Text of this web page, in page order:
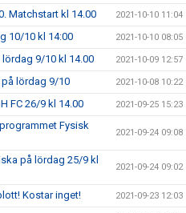
Matchstart kl 14.00 2021-10-10 11:04
10/10 kl 14:00 2021-10-10 08:05
lördag 9/10 kl 14.00 2021-10-09 12:57
lördag 9/10 2021-10-08 10:22
FC 26/9 kl 14.00 2021-09-25 15:23
Fysisk
2021-09-24 09:08
på lördag 25/9 kl
2021-09-24 09:02
Kostar inget! 2021-09-23 12:03